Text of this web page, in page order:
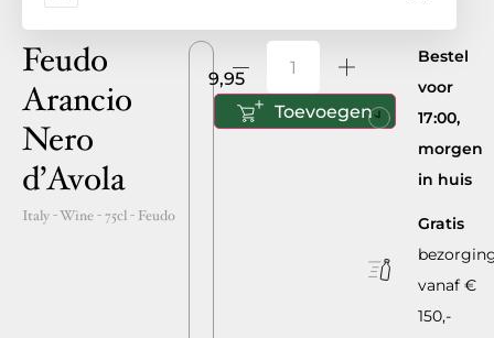
Feudo
Arancio
Nero
d’Avola
Italy- Wine -75cl- Feudo
9,95
Toevoegen
Bestel
voor
17:00,
morgen
in huis
Gratis
vanaf €
150,-